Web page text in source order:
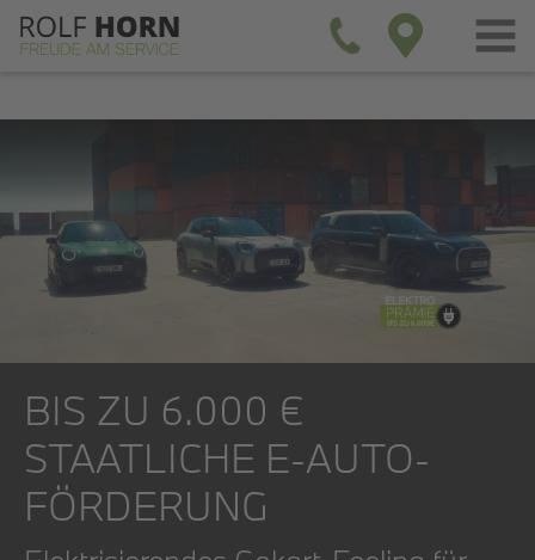
BIS ZU 6.000 €
STAATLICHE E-AUTO-
FÖRDERUNG